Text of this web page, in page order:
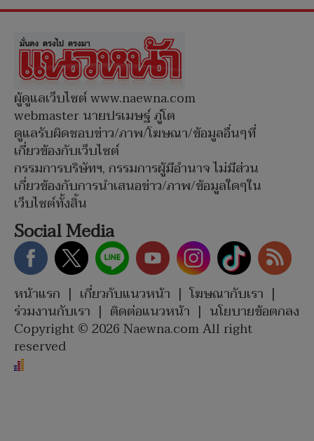
ผู้ดูแลเว็บไซต์ www.naewna.com
webmaster นายปรเมษฐ์ ภู่โต
ดูแลรับผิดชอบข่าว/ภาพ/โฆษณา/ข้อมูลอื่นๆที่
เกี่ยวข้องกับเว็บไซต์
กรรมการบริษัทฯ, กรรมการผู้มีอำนาจ ไม่มีส่วน
เกี่ยวข้องกับการนำเสนอข่าว/ภาพ/ข้อมูลใดๆใน
เว็บไซต์ทั้งสิ้น
Social Media
หน้าแรก | เกี่ยวกับแนวหน้า | โฆษณากับเรา |
ร่วมงานกับเรา | ติดต่อแนวหน้า | นโยบายข้อตกลง
Copyright © 2026 Naewna.com All right
reserved